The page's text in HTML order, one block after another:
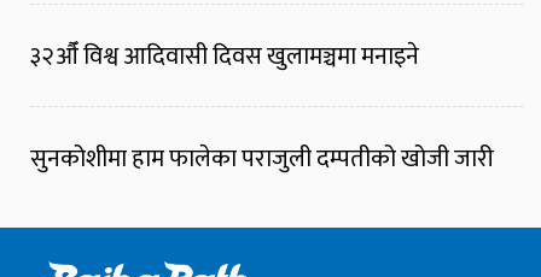
३२औँ विश्व आदिवासी दिवस खुलामञ्चमा मनाइने
सुनकोशीमा हाम फालेका पराजुली दम्पतीको खोजी जारी